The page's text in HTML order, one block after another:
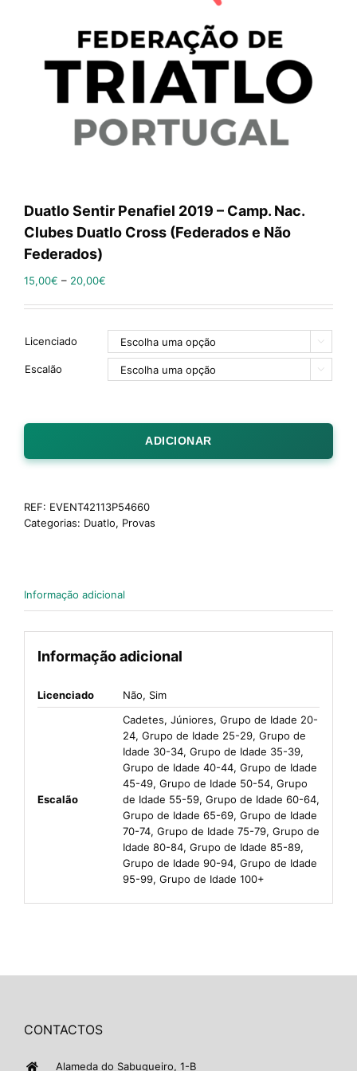
Duatlo Sentir Penafiel 2019 – Camp. Nac.
Clubes Duatlo Cross (Federados e Não
Federados)
15,00€ – 20,00€
Licenciado 
Escalão 
ADICIONAR
REF: EVENT42113P54660
Categorias: Duatlo, Provas
Informação adicional
Informação adicional
Licenciado Não, Sim
Escalão
Cadetes, Júniores, Grupo de Idade 20-
24, Grupo de Idade 25-29, Grupo de
Idade 30-34, Grupo de Idade 35-39,
Grupo de Idade 40-44, Grupo de Idade
45-49, Grupo de Idade 50-54, Grupo
de Idade 55-59, Grupo de Idade 60-64,
Grupo de Idade 65-69, Grupo de Idade
70-74, Grupo de Idade 75-79, Grupo de
Idade 80-84, Grupo de Idade 85-89,
Grupo de Idade 90-94, Grupo de Idade
95-99, Grupo de Idade 100+
CONTACTOS
Alameda do Sabugueiro, 1-B